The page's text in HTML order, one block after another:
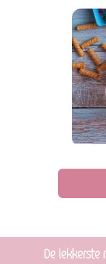
De lekkerste